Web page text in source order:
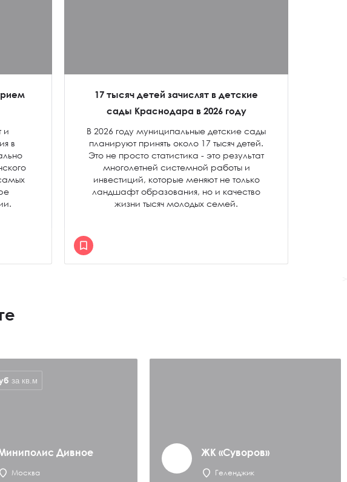
и
в
17 тысяч детей зачислят в детские
сады Краснодара в 2026 году
В 2026 году муниципальные детские сады
планируют принять около 17 тысяч детей.
Это не просто статистика - это результат
многолетней системной работы и
инвестиций, которые меняют не только
ландшафт образования, но и качество
жизни тысяч молодых семей.
Дивное
Москва
за кв.м
ЖК «Суворов»
Геленджик